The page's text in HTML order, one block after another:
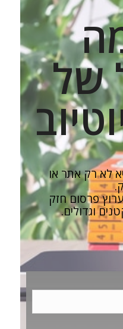
של
לא רק אתר או
פרסום חזק
וגדולים.